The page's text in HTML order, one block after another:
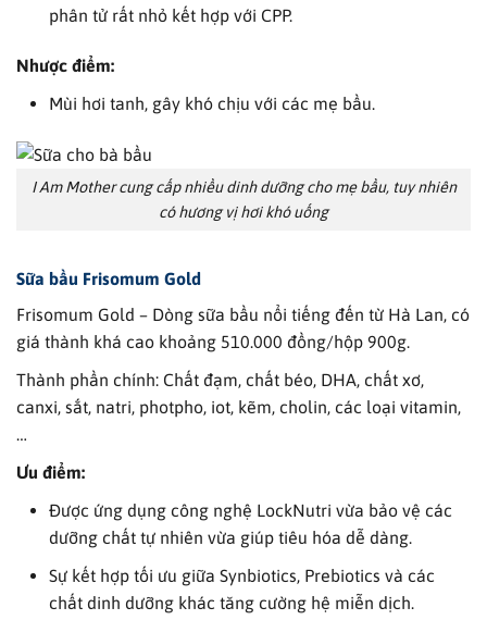
phân tử rất nhỏ kết hợp với CPP.
Nhược điểm:
Mùi hơi tanh, gây khó chịu với các mẹ bầu.
I Am Mother cung cấp nhiều dinh dưỡng cho mẹ bầu, tuy nhiên
có hương vị hơi khó uống
Sữa bầu Frisomum Gold
Frisomum Gold – Dòng sữa bầu nổi tiếng đến từ Hà Lan, có
giá thành khá cao khoảng 510.000 đồng/hộp 900g.
Thành phần chính: Chất đạm, chất béo, DHA, chất xơ,
canxi, sắt, natri, photpho, iot, kẽm, cholin, các loại vitamin,
…
Ưu điểm:
Được ứng dụng công nghệ LockNutri vừa bảo vệ các
dưỡng chất tự nhiên vừa giúp tiêu hóa dễ dàng.
Sự kết hợp tối ưu giữa Synbiotics, Prebiotics và các
chất dinh dưỡng khác tăng cường hệ miễn dịch.